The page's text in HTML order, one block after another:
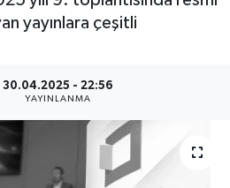
yayınlara çeşitli
30.04.2025 - 22:56
YAYINLANMA